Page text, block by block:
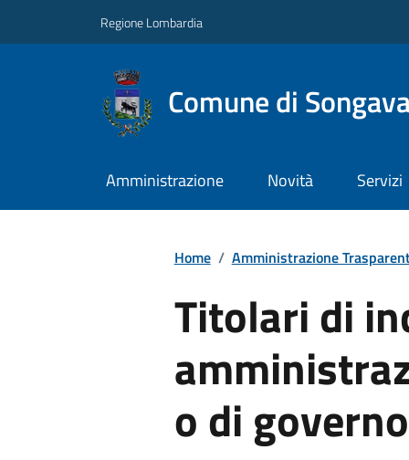
Regione Lombardia
Comune di
Amministrazione Novità Servizi
Home / Amministrazione
Titolari di
o di governo